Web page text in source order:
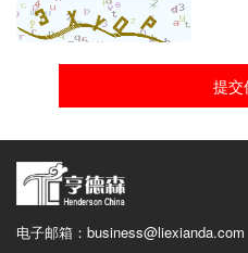
提交
电子邮箱： business@liexianda.com